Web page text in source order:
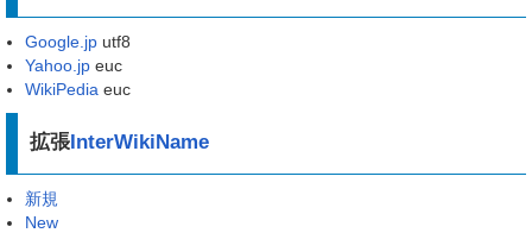
Google.jp utf8
Yahoo.jp euc
WikiPedia euc
拡張 InterWikiName
新規
New